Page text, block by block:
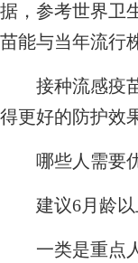
据，参考世界卫
苗能与当年流行
接种流感疫苗
得更好的防护效
哪些人需要
建议6月龄以
一类是重点人